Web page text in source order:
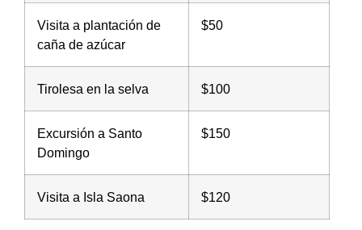
Visita a plantación de
caña de azúcar
$50
Tirolesa en la selva $100
Excursión a Santo
Domingo
$150
Visita a Isla Saona $120